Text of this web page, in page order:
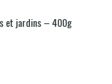
et jardins – 400g